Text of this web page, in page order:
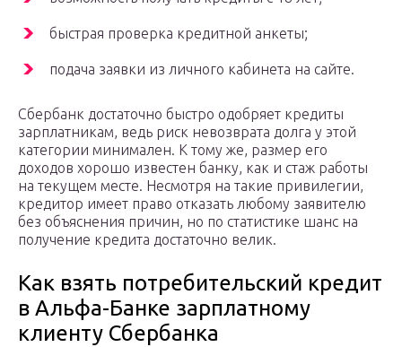
быстрая проверка кредитной анкеты;
подача заявки из личного кабинета на сайте.
Сбербанк достаточно быстро одобряет кредиты
зарплатникам, ведь риск невозврата долга у этой
категории минимален. К тому же, размер его
доходов хорошо известен банку, как и стаж работы
на текущем месте. Несмотря на такие привилегии,
кредитор имеет право отказать любому заявителю
без объяснения причин, но по статистике шанс на
получение кредита достаточно велик.
Как взять потребительский кредит
в Альфа-Банке зарплатному
клиенту Сбербанка